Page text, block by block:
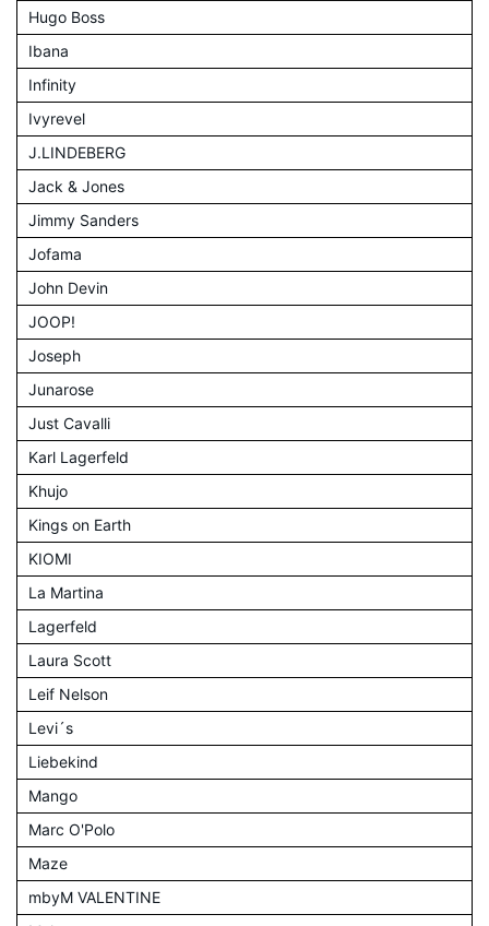
Hugo Boss
Ibana
Infinity
Ivyrevel
J.LINDEBERG
Jack & Jones
Jimmy Sanders
Jofama
John Devin
JOOP!
Joseph
Junarose
Just Cavalli
Karl Lagerfeld
Khujo
Kings on Earth
KIOMI
La Martina
Lagerfeld
Laura Scott
Leif Nelson
Levi´s
Liebekind
Mango
Marc O'Polo
Maze
mbyM VALENTINE